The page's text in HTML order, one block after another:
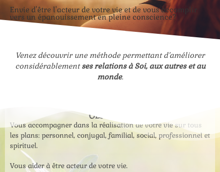
Envie d'être l'acteur de votre vie et de vous accomplir
vers un épanouissement en pleine conscience?
Venez découvrir une méthode permettant d’améliorer
considérablementses relations à Soi, aux autres et au
monde.
OBJECTIFS
Vous accompagner dans la réalisation de votre vie sur tous
les plans: personnel, conjugal, familial, social, professionnel et
spirituel.
Vous aider à être acteur de votre vie.